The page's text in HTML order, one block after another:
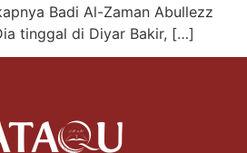
Badi Al-Zaman Abullezz
tinggal di Diyar Bakir, […]